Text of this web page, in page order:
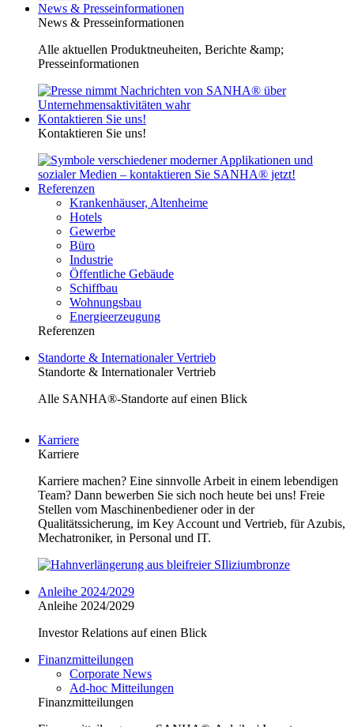
News & Presseinformationen
News & Presseinformationen
Alle aktuellen Produktneuheiten, Berichte &amp;
Presseinformationen
Kontaktieren Sie uns!
Kontaktieren Sie uns!
Referenzen
Krankenhäuser, Altenheime
Hotels
Gewerbe
Büro
Industrie
Öffentliche Gebäude
Schiffbau
Wohnungsbau
Energieerzeugung
Referenzen
Standorte & Internationaler Vertrieb
Standorte & Internationaler Vertrieb
Alle SANHA®-Standorte auf einen Blick
Karriere
Karriere
Karriere machen? Eine sinnvolle Arbeit in einem lebendigen
Team? Dann bewerben Sie sich noch heute bei uns! Freie
Stellen vom Maschinenbediener oder in der
Qualitätssicherung, im Key Account und Vertrieb, für Azubis,
Mechatroniker, in Personal und IT.
Anleihe 2024/2029
Anleihe 2024/2029
Investor Relations auf einen Blick
Finanzmitteilungen
Corporate News
Ad-hoc Mitteilungen
Finanzmitteilungen